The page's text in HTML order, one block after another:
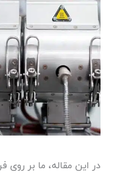
در این مقاله، ما بر